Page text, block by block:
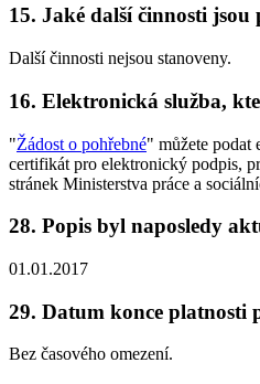
15. Jaké další činnosti
Další činnosti nejsou stanoveny.
16. Elektronická služba,
"Žádost o pohřebné" můžete podat
certifikát pro elektronický podpis,
stránek Ministerstva práce a
28. Popis byl naposledy
01.01.2017
29. Datum konce platnosti
Bez časového omezení.